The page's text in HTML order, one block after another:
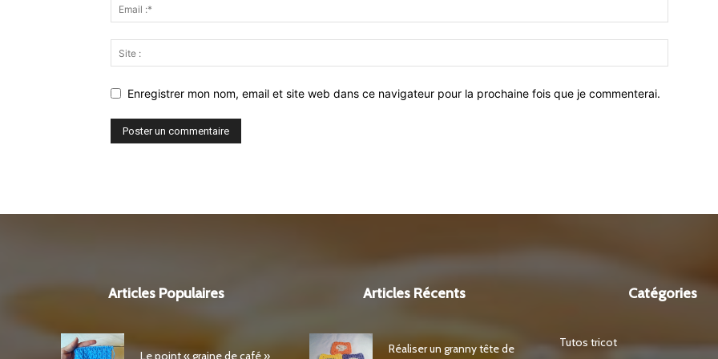
Enregistrer mon nom, email et site web dans ce navigateur pour la prochaine fois que je commenterai.
Articles Populaires
Le point « graine de café »
Articles Récents
Réaliser un granny tête de
Catégories
Tutos tricot